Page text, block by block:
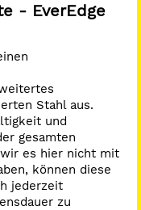
- EverEdge
Stahl aus.
und
gesamten
es hier nicht mit
können diese
jederzeit
zu